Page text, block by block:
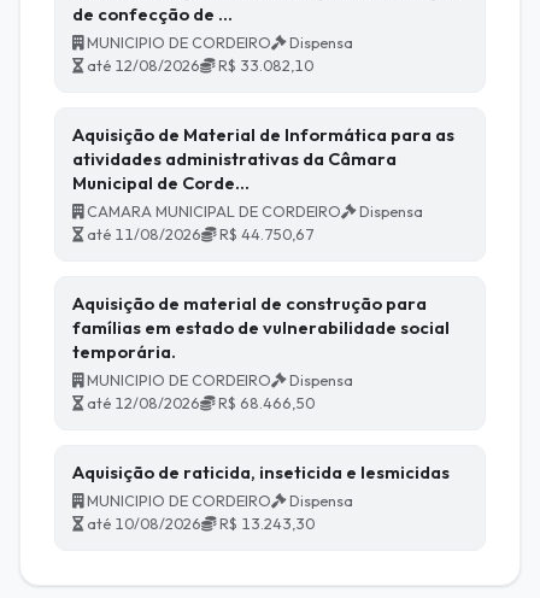
de confecção de …
MUNICIPIO DE CORDEIRO
Dispensa
até 12/08/2026
R$ 33.082,10
Aquisição de Material de Informática para as
atividades administrativas da Câmara
Municipal de Corde…
CAMARA MUNICIPAL DE CORDEIRO
Dispensa
até 11/08/2026
R$ 44.750,67
Aquisição de material de construção para
famílias em estado de vulnerabilidade social
temporária.
MUNICIPIO DE CORDEIRO
Dispensa
até 12/08/2026
R$ 68.466,50
Aquisição de raticida, inseticida e lesmicidas
MUNICIPIO DE CORDEIRO
Dispensa
até 10/08/2026
R$ 13.243,30